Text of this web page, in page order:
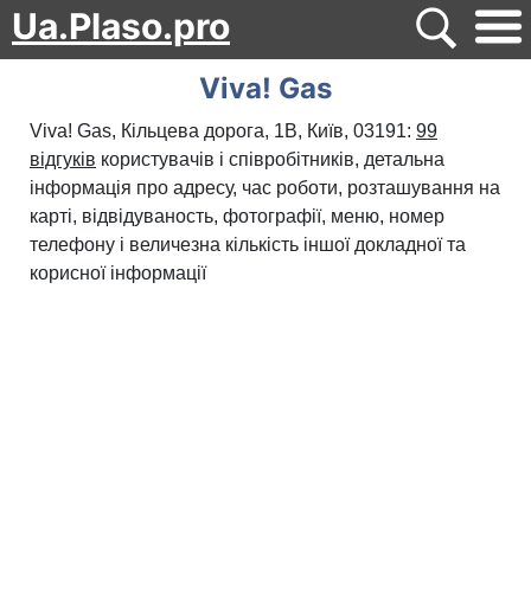
Ua.Plaso.pro
Viva! Gas
Viva! Gas, Кільцева дорога, 1В, Київ, 03191: 99
відгуків користувачів і співробітників, детальна
інформація про адресу, час роботи, розташування на
карті, відвідуваность, фотографії, меню, номер
телефону і величезна кількість іншої докладної та
корисної інформації